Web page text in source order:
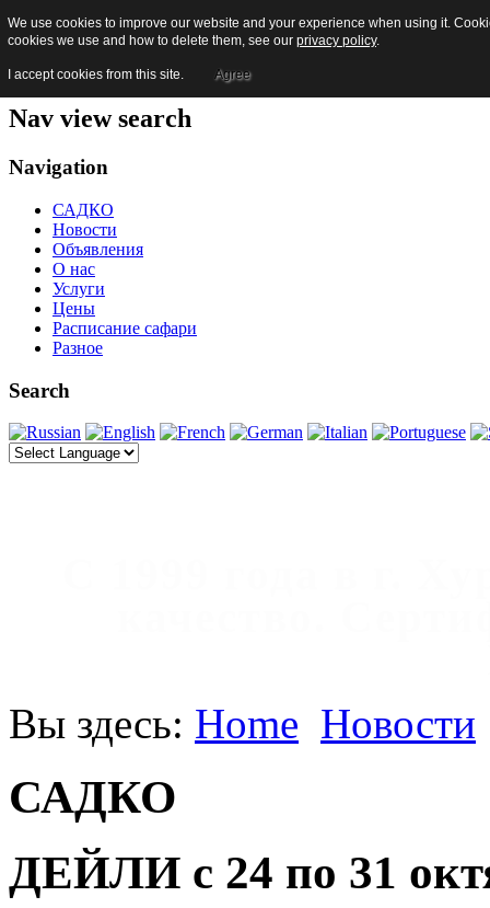
Skip to content
Jump to main navigation and login
Jump to additional information
Nav view search
Navigation
САДКО
Новости
Объявления
О нас
Услуги
Цены
Расписание сафари
Разное
Search
Вы здесь: Home Новости
САДКО
ДЕЙЛИ с 24 по 31
We use cookies to improve our website and your experience when using it.
cookies we use and how to delete them, see our privacy policy.
I accept cookies from this site. Agree